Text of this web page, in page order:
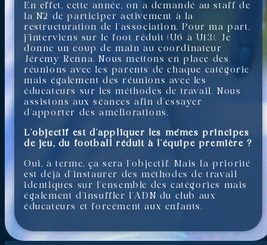
En effet, cette année, on a demandé au staff de
la N2 de participer activement à la
restructuration de l’association. Pour ma part,
j’interviens sur le foot réduit (U6 à U13). Je
donne un coup de main au coordinateur
Jérémy Renna. Nous mettons en place des
réunions avec les parents de chaque catégorie
mais également des réunions avec les
éducateurs sur les méthodes de travail. Nous
assistons aux séances afin d’essayer
d’apporter des améliorations.
L’objectif est d’appliquer les mêmes principes
de jeu, du football réduit à l’équipe première ?
Oui, à terme, ça sera l’objectif. Mais la priorité
est déjà d’instaurer des méthodes de travail
identiques sur l’ensemble des catégories mais
également d’insuffler l’ADN du club aux
éducateurs et forcément aux enfants.